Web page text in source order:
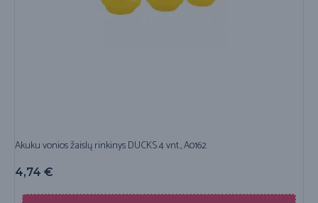
Akuku vonios žaislų rinkinys DUCKS 4 vnt., A0162
4,74 €